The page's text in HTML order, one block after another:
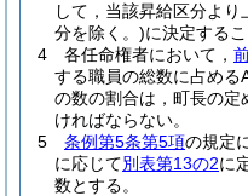
して，当該昇給区分より
分を除く。)に決定するこ
4
各任命権者において，
する職員の総数に占める
の数の割合は，町長の定
ければならない。
5
条例第5条第5項の規定
に応じて別表第13の2に
数とする。